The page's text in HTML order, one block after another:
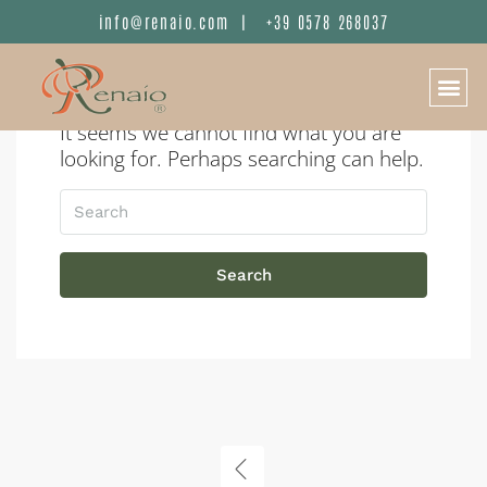
info@renaio.com |+39 0578 268037
It seems we cannot find what you are
looking for. Perhaps searching can help.
Search